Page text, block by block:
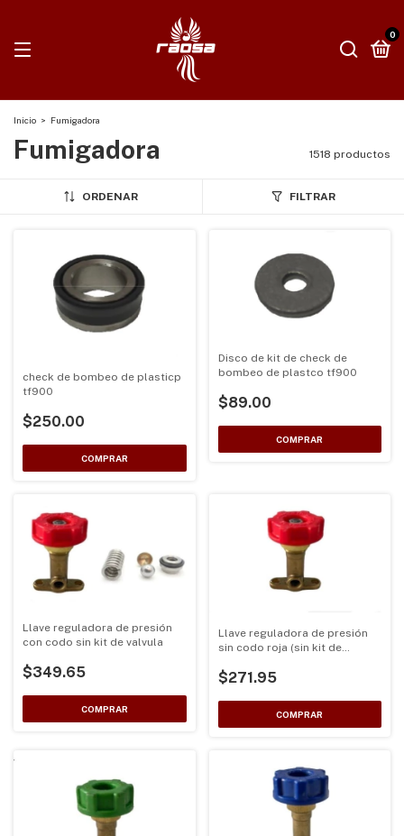
0
Inicio > Fumigadora
Fumigadora 1518 productos
ORDENAR FILTRAR
check de bombeo de plasticp
tf900
$250.00
Disco de kit de check de
bombeo de plastco tf900
$89.00
Llave reguladora de presión
con codo sin kit de valvula
$349.65
Llave reguladora de presión
sin codo roja (sin kit de
$271.95